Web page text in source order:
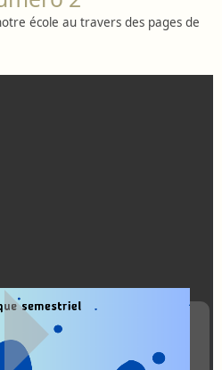
école au travers des pages de